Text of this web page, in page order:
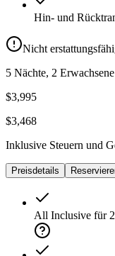
Hin- und
Nicht
5 Nächte, 2
$3,995
$3,468
Inklusive Steuern und
Preisdetails
All Inclusive für 2